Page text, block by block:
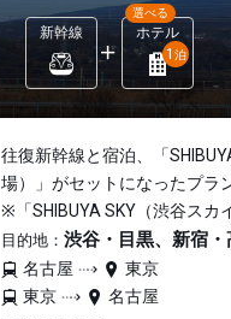
新幹線 ホテル
選べる
1 泊
往復新幹線と宿泊、「
場）」がセットになったプラ
※「SHIBUYA SKY（渋谷スカ
目的地： 渋谷・目黒、新宿
名古屋
東京
東京
名古屋